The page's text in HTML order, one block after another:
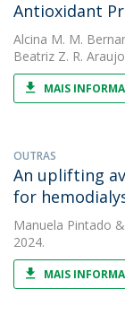
Antioxidant
Alcina M. M.
Beatriz Z. R.
MAIS
OUTRAS
An uplifting
for
Manuela Pintado &
2024.
MAIS